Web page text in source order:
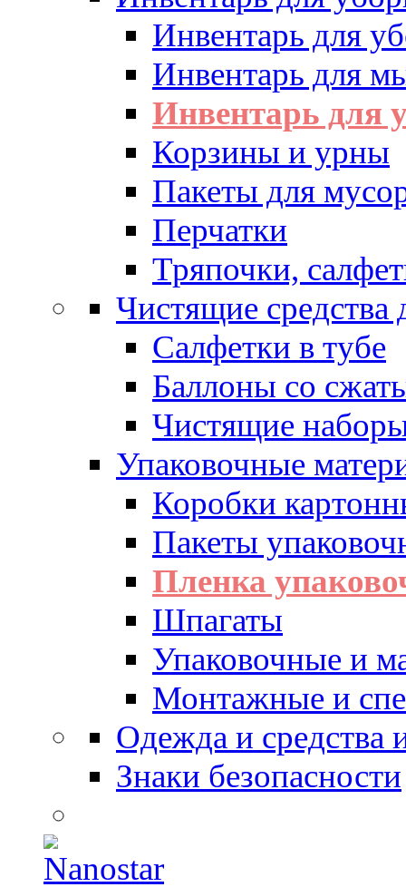
Инвентарь для
Инвентарь для
Инвентарь для
Корзины и урны
Пакеты для
Перчатки
Тряпочки,
Чистящие средства
Салфетки в тубе
Баллоны со
Чистящие
Упаковочные
Коробки
Пакеты
Пленка
Шпагаты
Упаковочные и
Монтажные и
Одежда и средства
Знаки безопасности